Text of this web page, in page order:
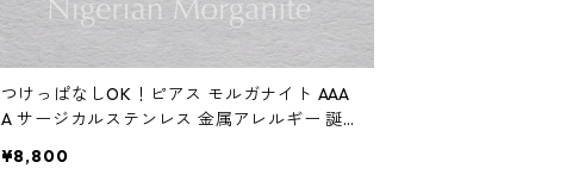
つけっぱなしOK！ピアス モルガナイト AAA
A サージカルステンレス 金属アレルギー 誕
リー
¥8,800